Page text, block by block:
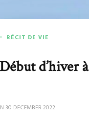
RÉCIT DE VIE
d’hiver à
30 DECEMBER 2022